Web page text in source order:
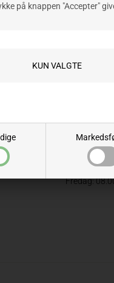
på knappen "Accepter"
Maschio
sliddele til din
adgang til de tilgængelige
Fredag: